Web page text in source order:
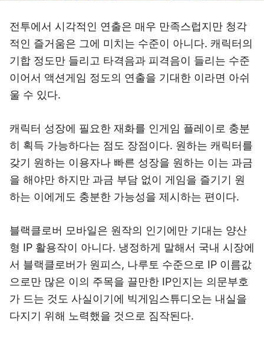
전투에서 시각적인 연출은 매우 만족스럽지만 청각
적인 즐거움은 그에 미치는 수준이 아니다. 캐릭터의
기합 정도만 들리고 타격음과 피격음이 들리는 수준
이어서 액션게임 정도의 연출을 기대한 이라면 아쉬
울 수 있다.
캐릭터 성장에 필요한 재화를 인게임 플레이로 충분
히 획득 가능하다는 점도 장점이다. 원하는 캐릭터를
갖기 원하는 이용자나 빠른 성장을 원하는 이는 과금
을 해야만 하지만 과금 부담 없이 게임을 즐기기 원
하는 이에게도 충분한 가능성을 제시하는 편이다.
블랙클로버 모바일은 원작의 인기에만 기대는 양산
형 IP 활용작이 아니다. 냉정하게 말해서 국내 시장에
서 블랙클로버가 원피스, 나루토 수준으로 IP 이름값
으로만 많은 이의 주목을 끌만한 IP인지는 의문부호
가 드는 것도 사실이기에 빅게임스튜디오는 내실을
다지기 위해 노력했을 것으로 짐작된다.